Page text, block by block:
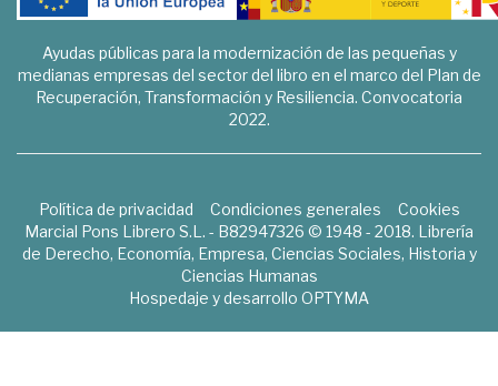
Ayudas públicas para la modernización de las pequeñas y
medianas empresas del sector del libro en el marco del Plan de
Recuperación, Transformación y Resiliencia. Convocatoria
2022.
Política de privacidad Condiciones generales
Cookies
Marcial Pons Librero S.L. - B82947326 © 1948 - 2018. Librería
de Derecho, Economía, Empresa, Ciencias Sociales, Historia y
Ciencias Humanas
Hospedaje y desarrollo OPTYMA